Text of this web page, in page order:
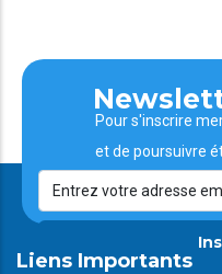
Pour s'inscrire
et de poursuivre
Liens Importants